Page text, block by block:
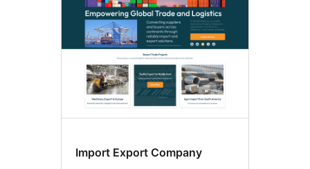
Import Export Company